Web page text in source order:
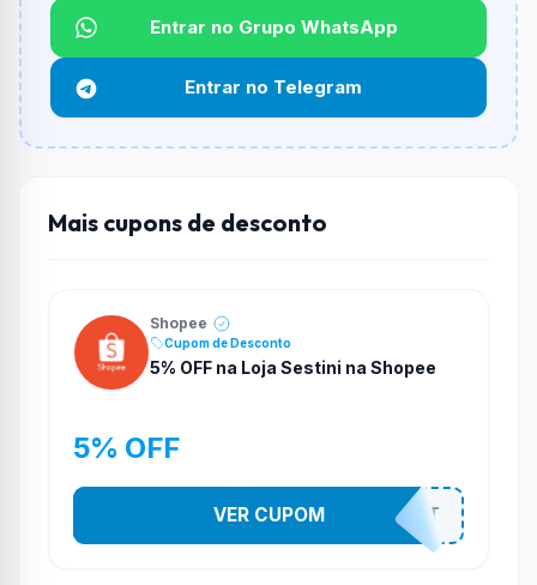
Não informado ou sem limite.
Funciona em qualquer produto?
Não necessariamente. Depende de itens participantes
e alguns vendedores ou produtos especificos podem
não aceitar cupons.
Entrar no Grupo WhatsApp
Entrar no Telegram
Mais cupons de desconto
Shopee
Cupom de Desconto
5% OFF na Loja Sestini na Shopee
5% OFF
MARK5SEST
VER CUPOM